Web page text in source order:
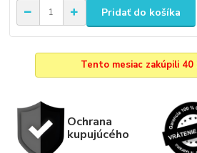
Pridať do košíka
Tento mesiac zakúpili 40
Ochrana
kupujúcého